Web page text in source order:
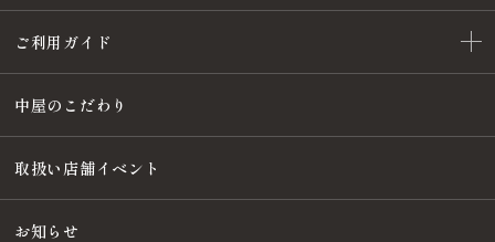
ご利用ガイド
中屋のこだわり
取扱い店舗イベント
お知らせ